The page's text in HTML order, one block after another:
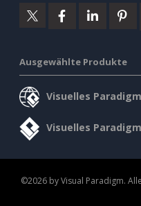
Ausgewählte Produkte
Visuelles
Visuelles
©2026 by Visual Paradigm.